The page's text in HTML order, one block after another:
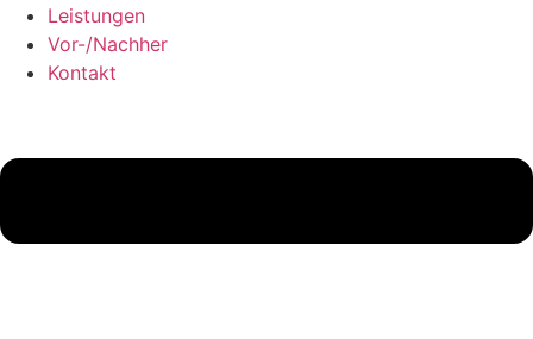
Leistungen
Vor-/Nachher
Kontakt